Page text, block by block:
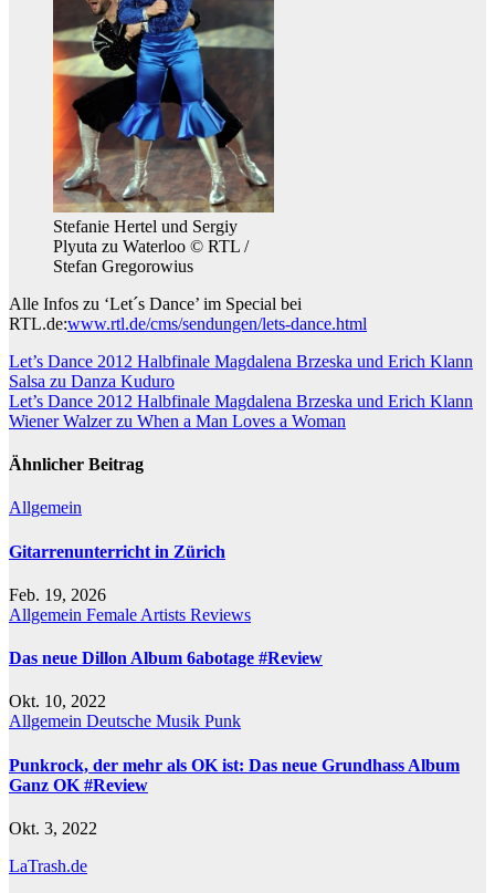
Stefanie Hertel und Sergiy
Plyuta zu Waterloo © RTL /
Stefan Gregorowius
Alle Infos zu ‘Let´s Dance’ im Special bei
RTL.de:www.rtl.de/cms/sendungen/lets-dance.html
Beitragsnavigation
Let’s Dance 2012 Halbfinale Magdalena Brzeska und Erich Klann
Salsa zu Danza Kuduro
Let’s Dance 2012 Halbfinale Magdalena Brzeska und Erich Klann
Wiener Walzer zu When a Man Loves a Woman
Ähnlicher Beitrag
Allgemein
Gitarrenunterricht in Zürich
Feb. 19, 2026
Allgemein Female Artists Reviews
Das neue Dillon Album 6abotage #Review
Okt. 10, 2022
Allgemein Deutsche Musik Punk
Punkrock, der mehr als OK ist: Das neue Grundhass Album
Ganz OK #Review
Okt. 3, 2022
LaTrash.de